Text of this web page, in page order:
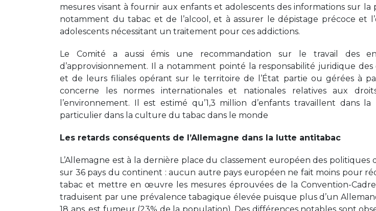
mesures visant à fournir aux enfants et adolescents des informations sur la
notamment du tabac et de l’alcool, et à assurer le dépistage précoce et
adolescents nécessitant un traitement pour ces addictions.
Le Comité a aussi émis une recommandation sur le travail des
d’approvisionnement. Il a notamment pointé la responsabilité juridique des
et de leurs filiales opérant sur le territoire de l’État partie ou gérées à
concerne les normes internationales et nationales relatives aux
l’environnement. Il est estimé qu’1,3 million d’enfants travaillent dans
particulier dans la culture du tabac dans le monde
Les retards conséquents de l’Allemagne dans la lutte antitabac
L’Allemagne est à la dernière place du classement européen des
sur 36 pays du continent : aucun autre pays européen ne fait moins pour
tabac et mettre en œuvre les mesures éprouvées de la Convention-Cadre
traduisent par une prévalence tabagique élevée puisque plus d’un
18 ans, est fumeur (23% de la population). Des différences notables sont